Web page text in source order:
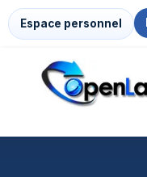
Espace personnel